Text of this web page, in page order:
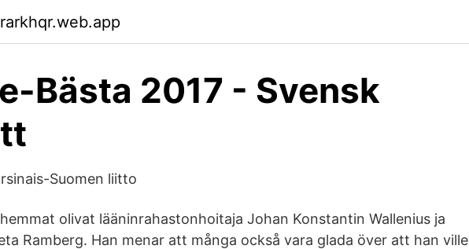
Bästa 2017 - Svensk
Suomen liitto
olivat lääninrahastonhoitaja Johan Konstantin Wallenius ja
Ramberg. Han menar att många också vara glada över att han ville